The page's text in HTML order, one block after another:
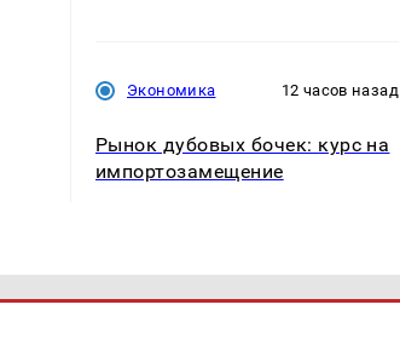
Экономика 12 часов назад
Рынок дубовых бочек: курс на
импортозамещение